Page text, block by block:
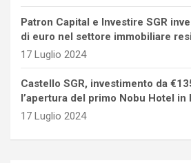
Patron Capital e Investire SGR
di euro nel settore immobiliare
17 Luglio 2024
Castello SGR, investimento da
l’apertura del primo Nobu Hotel in
17 Luglio 2024